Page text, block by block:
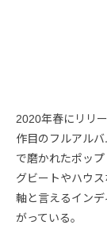
2020年春にリリ
作目のフルアル
で磨かれたポッ
グビートやハウ
軸と言えるイン
がっている。